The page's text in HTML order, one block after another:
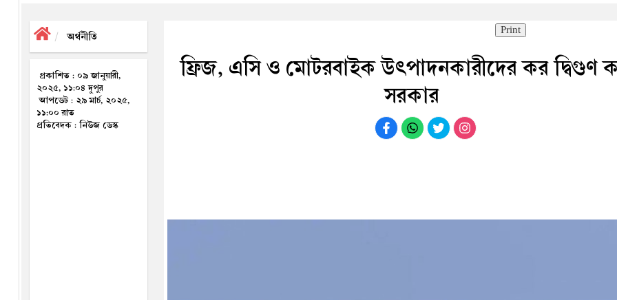
অর্থনীতি
প্রকাশিত : ০৯ জানুয়ারী,
২০২৫, ১১:০৪ দুপুর
আপডেট : ২৯ মার্চ, ২০২৫,
১১:০০ রাত
প্রতিবেদক : নিউজ ডেস্ক
Print
ফ্রিজ, এসি ও মোটরবাইক উৎপাদনকারীদের কর দ্বিগুণ
সরকার